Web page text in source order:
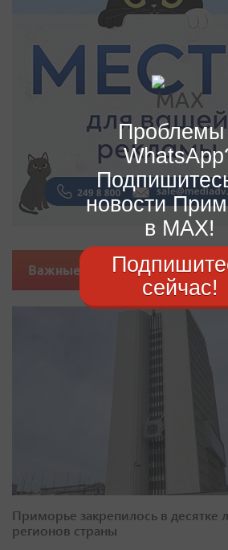
Важные новости
Приморье закрепилось в десятке
регионов страны
Проблемы
новости
в MAX!
сейчас!